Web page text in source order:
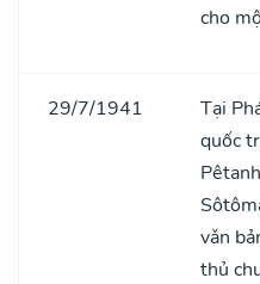
cho
29/7/1941
Tại
quốc
vǎn
thủ